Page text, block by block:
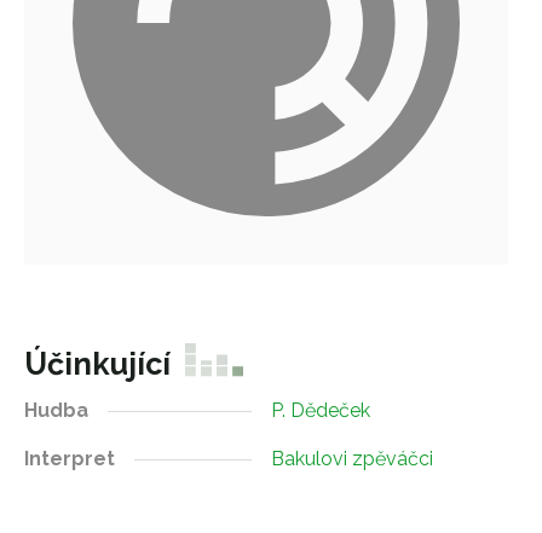
Účinkující
Hudba P. Dědeček
Interpret Bakulovi zpěváčci